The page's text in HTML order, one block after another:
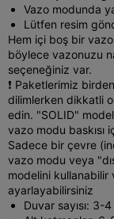
Vazo modunda
Lütfen resim
Hem içi boş bir
böylece vazonuzu
seçeneğiniz var.
❗ Paketlerimiz
dilimlerken dikkatli
edin. "SOLID"
vazo modu baskısı
Sadece bir çevre
vazo modu veya
modelini kullanabilir
ayarlayabilirsiniz
Duvar sayısı: 3-4